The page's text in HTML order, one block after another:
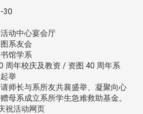
30
动中心宴会厅
系友会
馆学系
周年校庆及教资 / 资图 40 周年系
举
师长与系所友共襄盛举、凝聚向心
母系成立系所学生急难救助基金。
祝活动网页